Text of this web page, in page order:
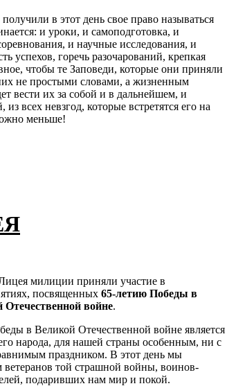
в этот день свое право называться
и уроки, и самоподготовка, и
и научные исследования, и
успехов, горечь разочарований, крепкая
чтобы те Заповеди, которые они приняли
не простыми словами, а жизненным
вести их за собой и в дальнейшем, и
всех невзгод, которые встретятся его на
меньше!
милиции приняли участие в
посвященных 65-летию Победы в
Отечественной войне.
в Великой Отечественной войне является
народа, для нашей страны особенным, ни с
праздником. В этот день мы
ветеранов той страшной войны, воинов-
подаривших нам мир и покой.